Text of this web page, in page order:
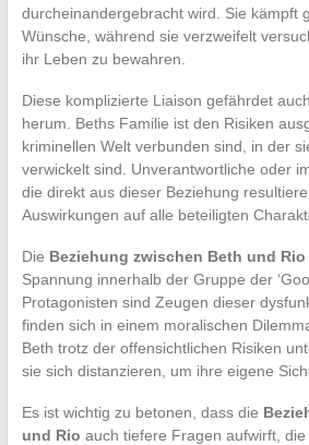
durcheinandergebracht wird. Sie kämpft
Wünsche, während sie verzweifelt
ihr Leben zu bewahren.
Diese komplizierte Liaison gefährdet
herum. Beths Familie ist den Risiken
kriminellen Welt verbunden sind, in der
verwickelt sind. Unverantwortliche oder
die direkt aus dieser Beziehung
Auswirkungen auf alle beteiligten
Die Beziehung zwischen Beth und Rio
Spannung innerhalb der Gruppe der
Protagonisten sind Zeugen dieser
finden sich in einem moralischen
Beth trotz der offensichtlichen Risiken
sie sich distanzieren, um ihre eigene
Es ist wichtig zu betonen, dass die
und Rio auch tiefere Fragen aufwirft,